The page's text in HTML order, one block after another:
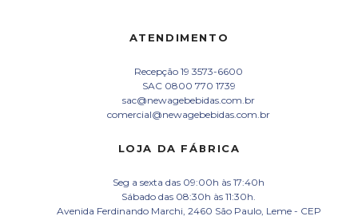
ATENDIMENTO
Recepção 19 3573-6600
SAC 0800 770 1739
sac@newagebebidas.com.br
comercial@newagebebidas.com.br
LOJA DA FÁBRICA
Seg a sexta das 09:00h às 17:40h
Sábado das 08:30h às 11:30h.
Avenida Ferdinando Marchi, 2460 São Paulo, Leme - CEP